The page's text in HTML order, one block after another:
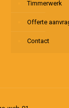
Timmerwerk
Offerte
Contact